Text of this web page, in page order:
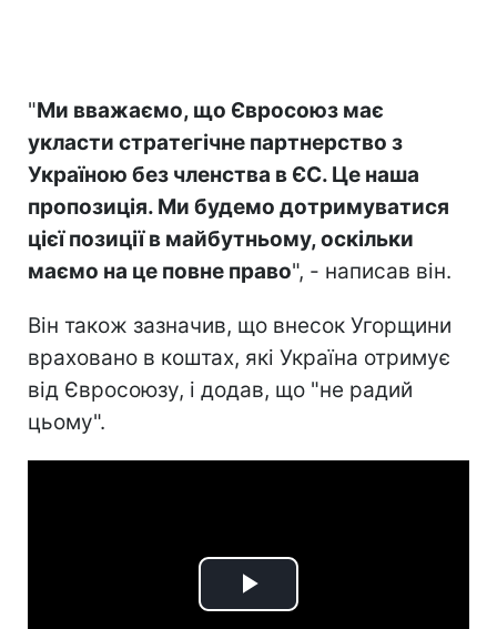
"Ми вважаємо, що Євросоюз має
укласти стратегічне партнерство з
Україною без членства в ЄС. Це наша
пропозиція. Ми будемо дотримуватися
цієї позиції в майбутньому, оскільки
маємо на це повне право", - написав він.
Він також зазначив, що внесок Угорщини
враховано в коштах, які Україна отримує
від Євросоюзу, і додав, що "не радий
цьому".
Play